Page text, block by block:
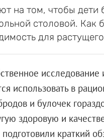
на том, чтобы дети
столовой. Как
для
исследование
использовать в
и булочек
здоровую и
краткий